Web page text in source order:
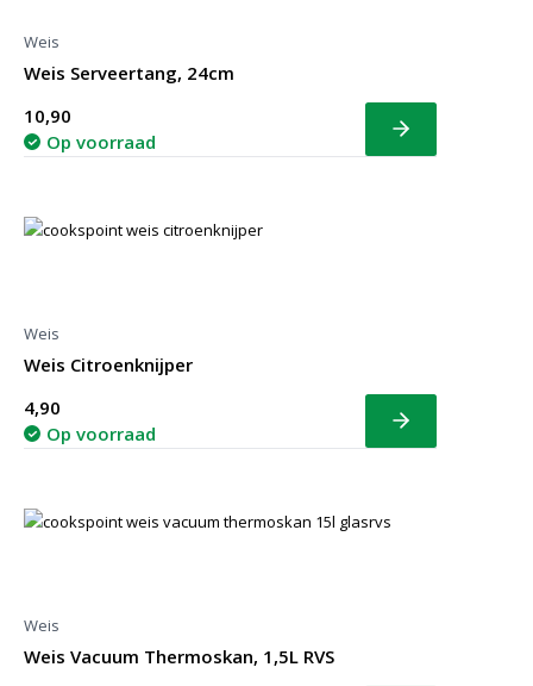
Weis
Weis Serveertang, 24cm
10,90
Op voorraad
Bekijk
Weis
Weis Citroenknijper
4,90
Op voorraad
Bekijk
Weis
Weis Vacuum Thermoskan, 1,5L RVS